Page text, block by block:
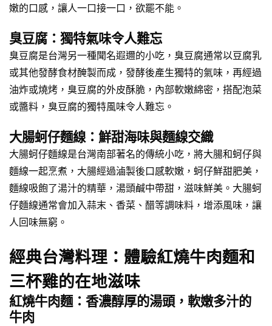
嫩的口感，讓人一口接一口，欲罷不能。
臭豆腐：獨特氣味令人難忘
臭豆腐是台灣另一種聞名遐邇的小吃，臭豆腐通常以豆腐乳
或其他發酵食材醃製而成，發酵後產生獨特的氣味，再經過
油炸或燒烤，臭豆腐的外皮酥脆，內部軟嫩綿密，搭配泡菜
或醬料，臭豆腐的獨特風味令人難忘。
大腸蚵仔麵線：鮮甜海味與麵線交織
大腸蚵仔麵線是台灣南部著名的傳統小吃，將大腸和蚵仔與
麵線一起烹煮，大腸經過滷製後口感軟嫩，蚵仔鮮甜肥美，
麵線吸飽了湯汁的精華，湯頭鹹中帶甜，滋味鮮美。大腸蚵
仔麵線通常會加入蒜末、香菜、醋等調味料，增添風味，讓
人回味無窮。
經典台灣料理：體驗紅燒牛肉麵和
三杯雞的在地滋味
紅燒牛肉麵：香濃醇厚的湯頭，軟嫩多汁的
牛肉